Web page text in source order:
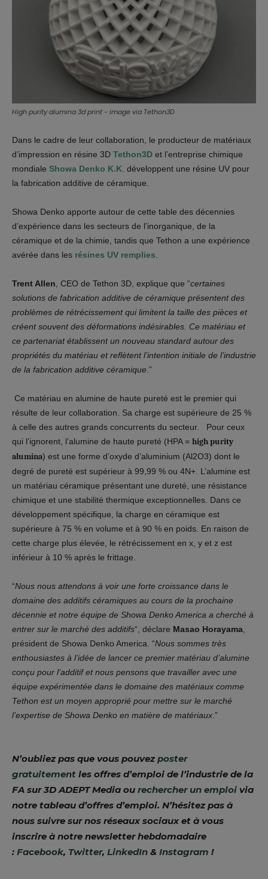
High purity alumina 3d print - image via Tethon3D
Dans le cadre de leur collaboration, le producteur de matériaux
d’impression en résine 3D Tethon3D et l’entreprise chimique
mondiale Showa Denko K.K . développent une résine UV pour
la fabrication additive de céramique.
Showa Denko apporte autour de cette table des décennies
d’expérience dans les secteurs de l’inorganique, de la
céramique et de la chimie, tandis que Tethon a une expérience
avérée dans les résines UV remplies
Trent Allen , CEO de Tethon 3D, explique que “certaines
solutions de fabrication additive de céramique présentent des
problèmes de rétrécissement qui limitent la taille des pièces et
créent souvent des déformations indésirables. Ce matériau et
ce partenariat établissent un nouveau standard autour des
propriétés du matériau et reflètent l’intention initiale de l’industrie
de la fabrication additive céramique .”
Ce matériau en alumine de haute pureté est le premier qui
résulte de leur collaboration. Sa charge est supérieure de 25 %
à celle des autres grands concurrents du secteur. Pour ceux
qui l’ignorent, l’alumine de haute pureté (HPA = high purity
alumina) est une forme d’oxyde d’aluminium (Al2O3) dont le
degré de pureté est supérieur à 99,99 % ou 4N+. L’alumine est
un matériau céramique présentant une dureté, une résistance
chimique et une stabilité thermique exceptionnelles. Dans ce
développement spécifique, la charge en céramique est
supérieure à 75 % en volume et à 90 % en poids. En raison de
cette charge plus élevée, le rétrécissement en x, y et z est
inférieur à 10 % après le frittage.
“Nous nous attendons à voir une forte croissance dans le
domaine des additifs céramiques au cours de la prochaine
décennie et notre équipe de Showa Denko America a cherché à
entrer sur le marché des additifs“, déclare Masao Horayama
président de Showa Denko America. “Nous sommes très
enthousiastes à l’idée de lancer ce premier matériau d’alumine
conçu pour l’additif et nous pensons que travailler avec une
équipe expérimentée dans le domaine des matériaux comme
Tethon est un moyen approprié pour mettre sur le marché
l’expertise de Showa Denko en matière de matériaux .”
N’oubliez pas que vous pouvezposter
gratuitement les offres d’emploi de l’industrie de la
FA sur 3D ADEPT Media ou rechercher un emploi via
notre tableau d’offres d’emploi. N’hésitez pas à
nous suivre sur nos réseaux sociaux et à vous
inscrire à notre newsletter hebdomadaire
: Facebook, Twitter, LinkedIn & Instagram !